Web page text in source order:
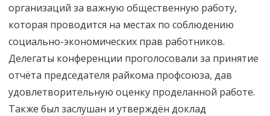
организаций за важную общественную работу,
которая проводится на местах по соблюдению
социально-экономических прав работников.
Делегаты конференции проголосовали за принятие
отчёта председателя райкома профсоюза, дав
удовлетворительную оценку проделанной работе.
Также был заслушан и утверждён доклад